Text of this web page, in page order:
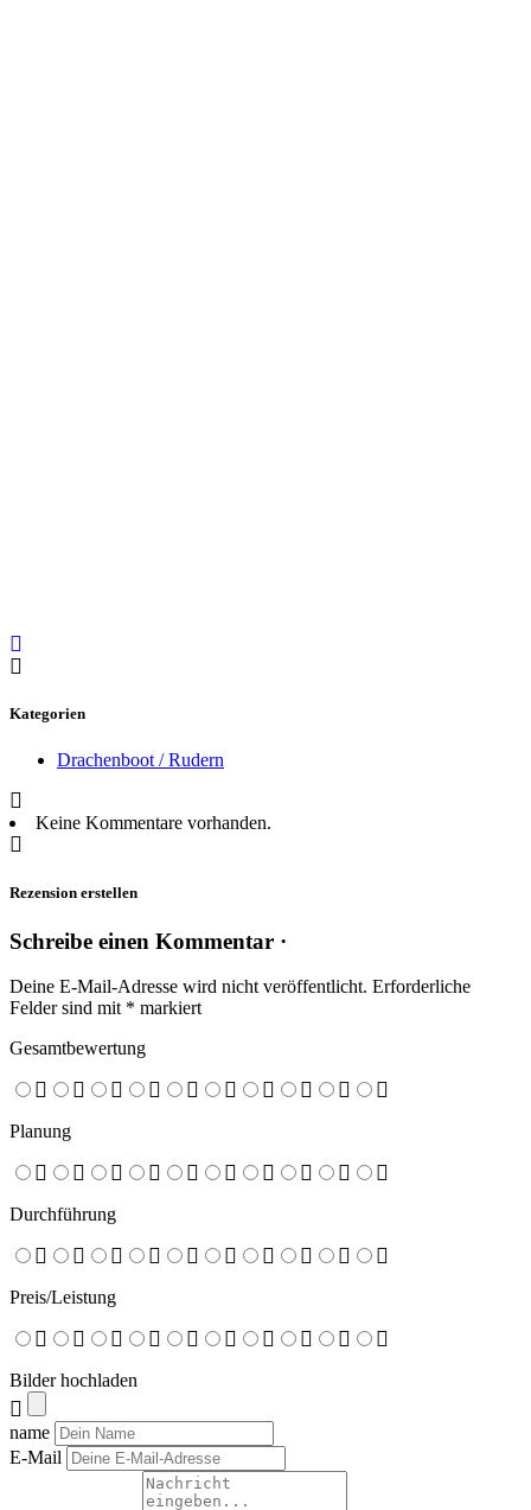
Kategorien
Drachenboot / Rudern
Keine Kommentare vorhanden.
Rezension erstellen
Schreibe einen Kommentar ·
Deine E-Mail-Adresse wird nicht veröffentlicht. Erforderliche
Felder sind mit * markiert
Gesamtbewertung
Planung
Durchführung
Preis/Leistung
Bilder hochladen
name
E-Mail